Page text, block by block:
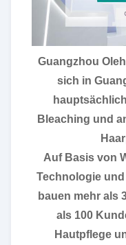
Guangzhou
sich in
Bleaching und
Auf Basis von
Technologie und
bauen mehr als
als 100
Hautpflege